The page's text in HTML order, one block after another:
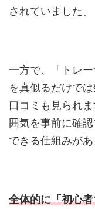
されていました。
一方で、「トレ
を真似るだけで
口コミも見られ
囲気を事前に確
できる仕組みがあ
全体的に「初心